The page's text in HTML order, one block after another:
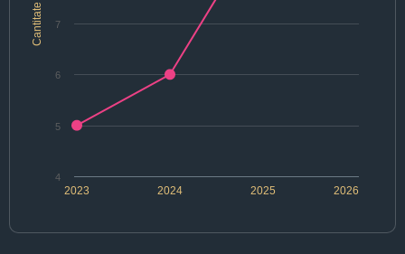
Cantitate
2024 2026
2023 2025
4
5
6
7